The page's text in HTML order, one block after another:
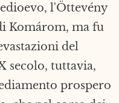
l'Öttevény
Komárom, ma fu
del
secolo, tuttavia,
prospero